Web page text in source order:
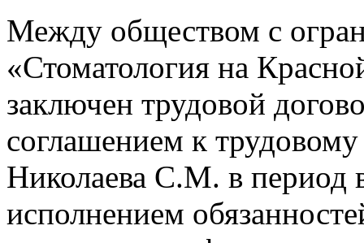
Между обществом с
«Стоматология на
заключен трудовой
соглашением к
Николаева С.М. в период
исполнением